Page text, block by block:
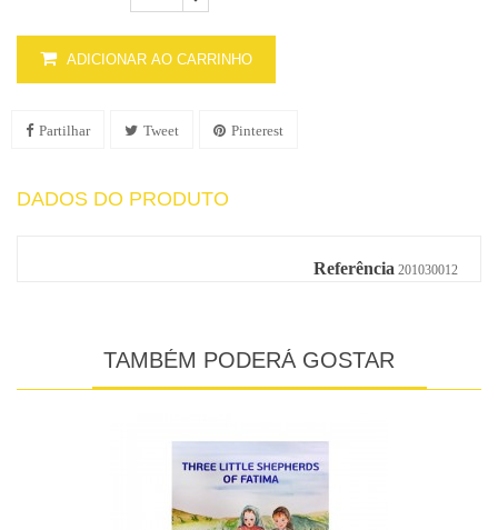
ADICIONAR AO CARRINHO
Partilhar Tweet Pinterest
DADOS DO PRODUTO
Referência 201030012
TAMBÉM PODERÁ GOSTAR